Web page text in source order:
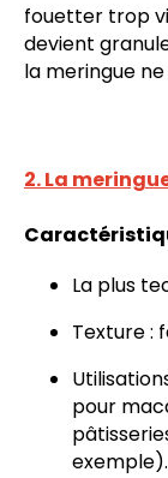
fouetter trop
devient
la meringue
2. La
La plus
Texture :
pour
exemple).